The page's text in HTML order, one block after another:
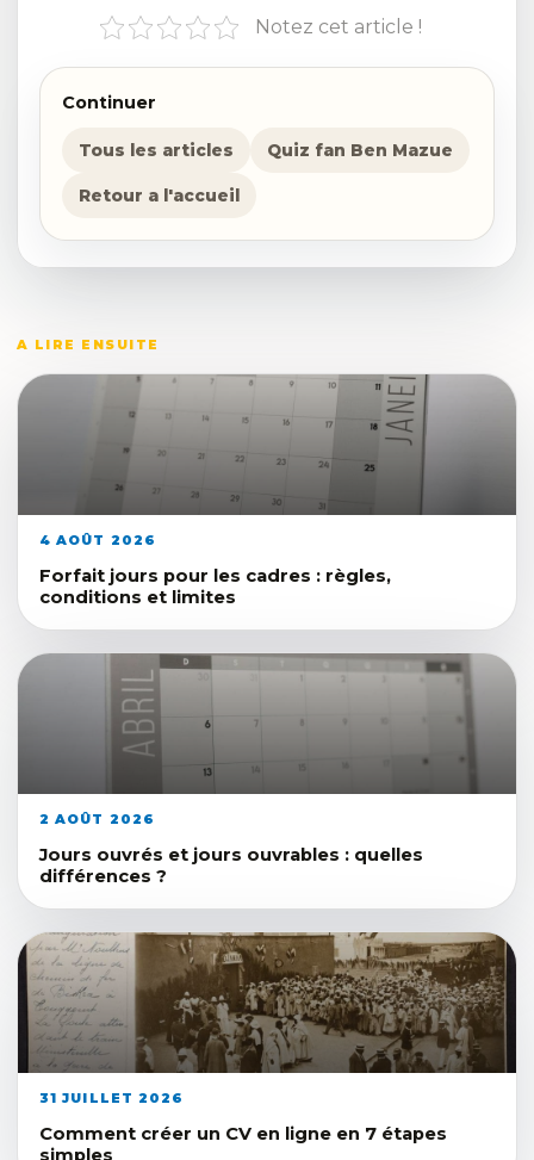
Notez cet article !
Continuer
Tous les articles Quiz fan Ben Mazue
Retour a l'accueil
A LIRE ENSUITE
4 AOÛT 2026
Forfait jours pour les cadres : règles,
conditions et limites
2 AOÛT 2026
Jours ouvrés et jours ouvrables : quelles
différences ?
31 JUILLET 2026
Comment créer un CV en ligne en 7 étapes
simples